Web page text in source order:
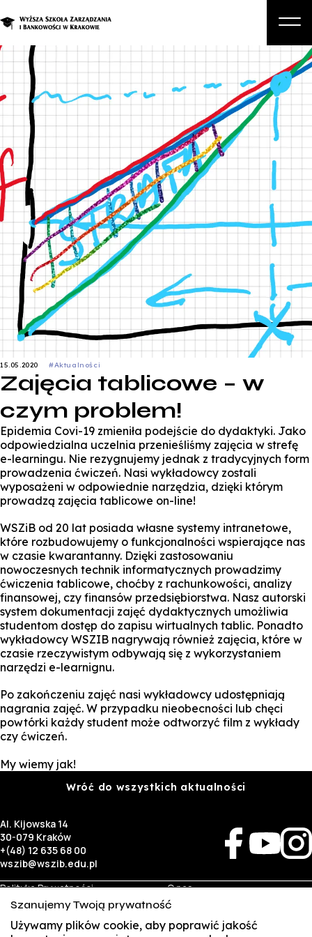
O nas
Studia
Studia podyplomowe i kursy
Kandydat
Student
Biznes
Zapisz się na studia
15.05.2020 #Aktualności
Zajęcia tablicowe – w
czym problem!
Epidemia Covi-19 zmieniła podejście do dydaktyki. Jako
odpowiedzialna uczelnia przenieśliśmy zajęcia w strefę
e-learningu. Nie rezygnujemy jednak z tradycyjnych form
prowadzenia ćwiczeń. Nasi wykładowcy zostali
wyposażeni w odpowiednie narzędzia, dzięki którym
prowadzą zajęcia tablicowe on-line!
WSZiB od 20 lat posiada własne systemy intranetowe,
które rozbudowujemy o funkcjonalności wspierające nas
w czasie kwarantanny. Dzięki zastosowaniu
nowoczesnych technik informatycznych prowadzimy
ćwiczenia tablicowe, choćby z rachunkowości, analizy
finansowej, czy finansów przedsiębiorstwa. Nasz autorski
system dokumentacji zajęć dydaktycznych umożliwia
studentom dostęp do zapisu wirtualnych tablic. Ponadto
wykładowcy WSZIB nagrywają również zajęcia, które w
czasie rzeczywistym odbywają się z wykorzystaniem
narzędzi e-learnignu.
Po zakończeniu zajęć nasi wykładowcy udostępniają
nagrania zajęć. W przypadku nieobecności lub chęci
powtórki każdy student może odtworzyć film z wykłady
czy ćwiczeń.
My wiemy jak!
Wróć do wszystkich aktualności
Al. Kijowska 14
30-079 Kraków
+(48) 12 635 68 00
wszib@wszib.edu.pl
Polityka Prywatności
RODO
Identyfikacja wizualna
O nas
Rekrutacja
Studia
Kontakt
Szanujemy Twoją prywatność
Używamy plików cookie, aby poprawić jakość